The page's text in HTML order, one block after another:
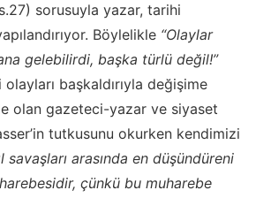
sorusuyla yazar, tarihi
Böylelikle “Olaylar
gelebilirdi, başka türlü değil!”
başkaldırıyla değişime
olan gazeteci-yazar ve siyaset
tutkusunu okurken kendimizi
savaşları arasında en düşündüreni
çünkü bu muharebe